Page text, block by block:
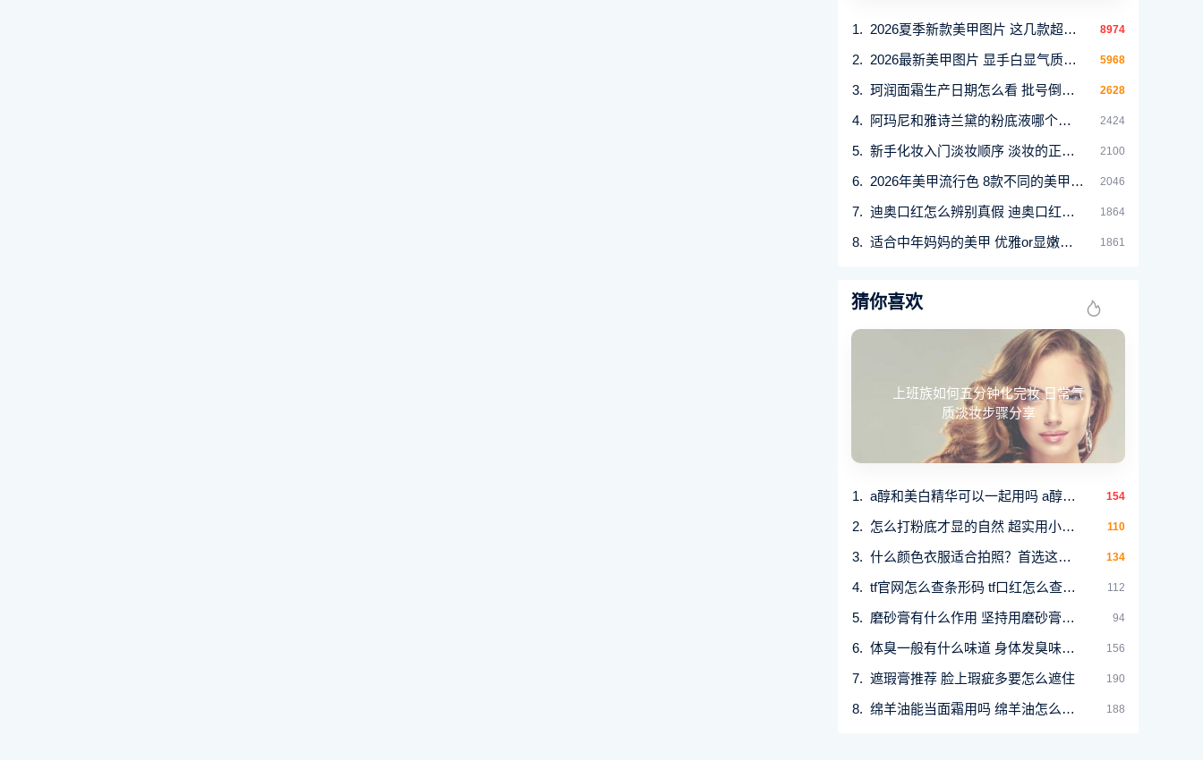
2026夏季新款美甲图片 这几款超显手白不挑肤色！ 8974
2026最新美甲图片 显手白显气质的美甲图案 5968
珂润面霜生产日期怎么看 批号倒数2、3、4位是生 2628
阿玛尼和雅诗兰黛的粉底液哪个更好 2424
新手化妆入门淡妆顺序 淡妆的正确画法教程分享 2100
2026年美甲流行色 8款不同的美甲款式图 2046
迪奥口红怎么辨别真假 迪奥口红辨别真假的方法 1864
适合中年妈妈的美甲 优雅or显嫩随你喜欢 1861
猜你喜欢
上班族如何五分钟化完妆 日常气
质淡妆步骤分享
a醇和美白精华可以一起用吗 a醇精华和a醇面霜可 154
怎么打粉底才显的自然 超实用小技巧 110
什么颜色衣服适合拍照？首选这几个经典色 134
tf官网怎么查条形码 tf口红怎么查真伪条码 112
磨砂膏有什么作用 坚持用磨砂膏有什么好处 94
体臭一般有什么味道 身体发臭味什么原因男性 156
遮瑕膏推荐 脸上瑕疵多要怎么遮住 190
绵羊油能当面霜用吗 绵羊油怎么当面霜使用 188